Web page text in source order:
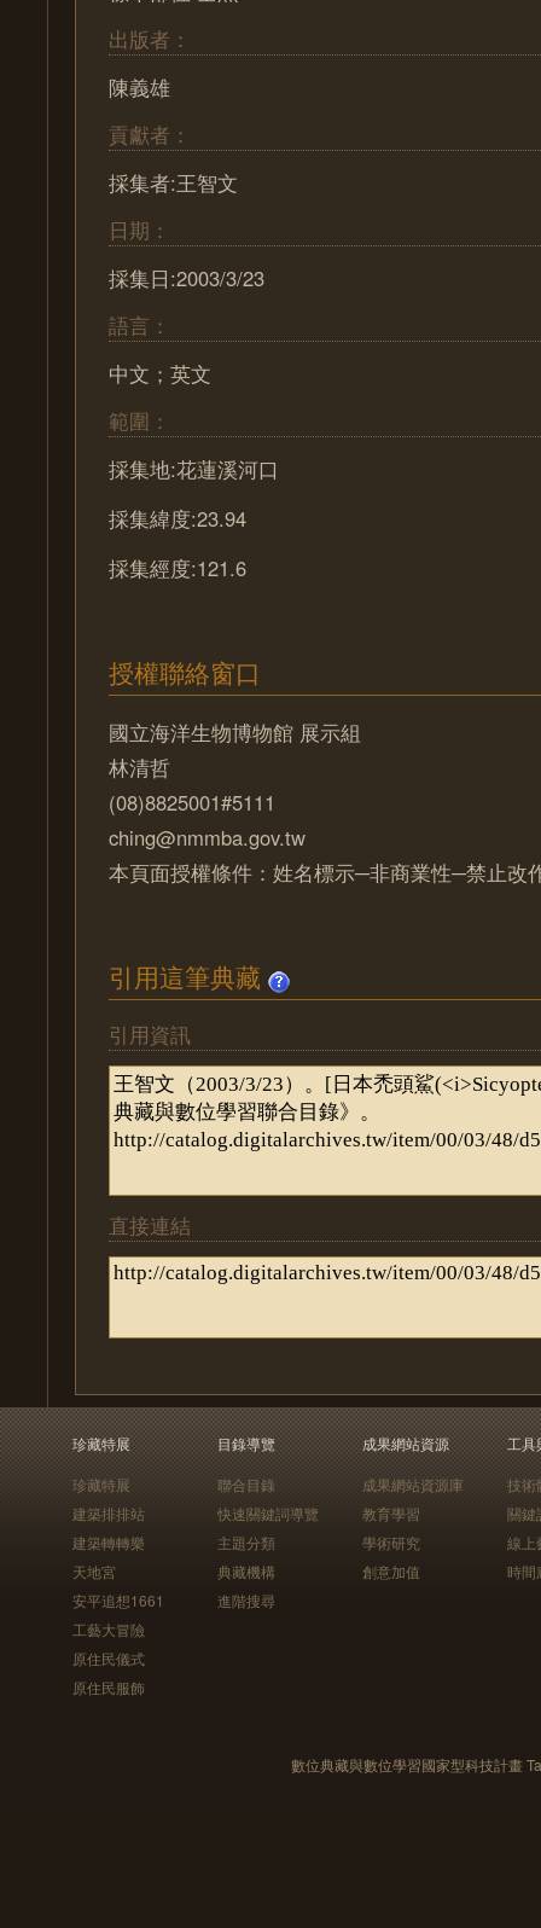
出版者：
陳義雄
貢獻者：
採集者:王智文
日期：
採集日:2003/3/23
語言：
中文；英文
範圍：
採集地:花蓮溪河口
採集緯度:23.94
採集經度:121.6
授權聯絡窗口
國立海洋生物博物館 展示組
林清哲
(08)8825001#5111
ching@nmmba.gov.tw
本頁面授權條件：姓名標示─非商業性─禁止改
引用這筆典藏
引用資訊
直接連結
珍藏特展
珍藏特展
建築排排站
建築轉轉樂
天地宮
安平追想1661
工藝大冒險
原住民儀式
原住民服飾
目錄導覽
聯合目錄
快速關鍵詞導覽
主題分類
典藏機構
進階搜尋
成果網站資源
成果網站資源庫
教育學習
學術研究
創意加值
工具
技術
關鍵
線上
時間
數位典藏與數位學習國家型科技計畫